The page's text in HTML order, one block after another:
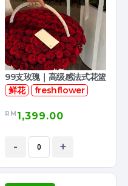
99支玫瑰｜高级感法式花篮
鲜花
freshflower
RM 1,399.00
- +